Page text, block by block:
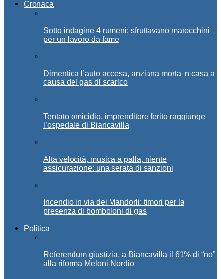
Cronaca
Sotto indagine 4 rumeni: sfruttavano marocchini
per un lavoro da fame
Dimentica l’auto accesa, anziana morta in casa a
causa dei gas di scarico
Tentato omicidio, imprenditore ferito raggiunge
l’ospedale di Biancavilla
Alta velocità, musica a palla, niente
assicurazione: una serata di sanzioni
Incendio in via dei Mandorli: timori per la
presenza di bomboloni di gas
Politica
Referendum giustizia, a Biancavilla il 61% di “no”
alla riforma Meloni-Nordio